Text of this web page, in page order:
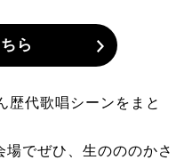
ら
歴代歌唱シーンをまと
でぜひ、生のののかさ